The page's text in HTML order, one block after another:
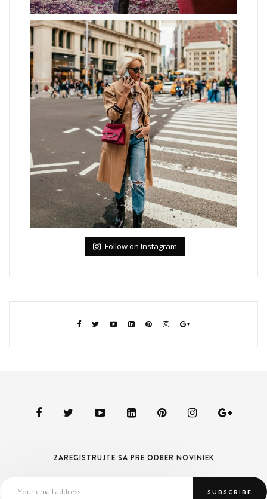
Follow on Instagram
ZAREGISTRUJTE SA PRE ODBER NOVINIEK